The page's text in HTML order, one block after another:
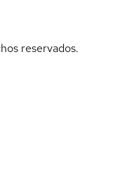
reservados.